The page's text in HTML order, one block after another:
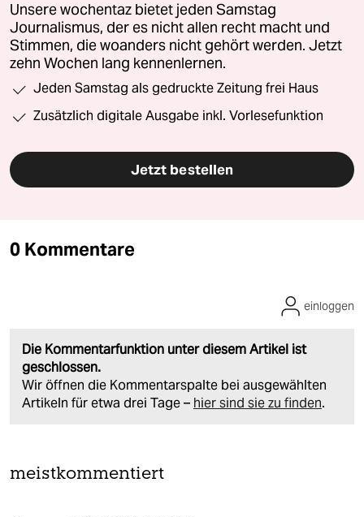
Unsere wochentaz bietet jeden Samstag
Journalismus, der es nicht allen recht macht und
Stimmen, die woanders nicht gehört werden. Jetzt
zehn Wochen lang kennenlernen.
Jeden Samstag als gedruckte Zeitung frei Haus
Zusätzlich digitale Ausgabe inkl. Vorlesefunktion
Jetzt bestellen
0 Kommentare
Die Kommentarfunktion unter diesem Artikel ist
geschlossen.
Wir öffnen die Kommentarspalte bei ausgewählten
Artikeln für etwa drei Tage – hier sind sie zu finden.
einloggen
meistkommentiert